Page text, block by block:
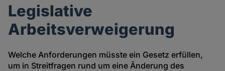
Legislative
Arbeitsverweigerung
Welche Anforderungen müsste ein Gesetz erfüllen,
um in Streitfragen rund um eine Änderung des